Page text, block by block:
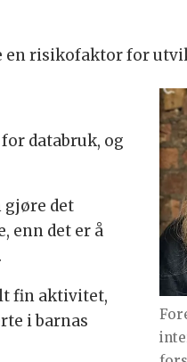
en risikofaktor for
databruk, og
det
enn det er å
fin aktivitet,
i barnas